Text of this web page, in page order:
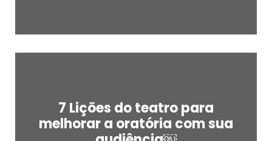
7 Lições do teatro para
melhorar a oratória com sua